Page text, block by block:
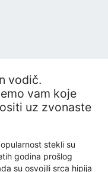
vodič.
vam koje
uz zvonaste
stekli su
godina prošlog
su osvojili srca hipija